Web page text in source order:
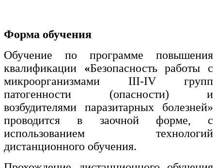
Форма обучения
Обучение по программе повышения
квалификации «Безопасность работы с
микроорганизмами III-IV групп
патогенности (опасности) и
возбудителями паразитарных болезней»
проводится в заочной форме, с
использованием технологий
дистанционного обучения.